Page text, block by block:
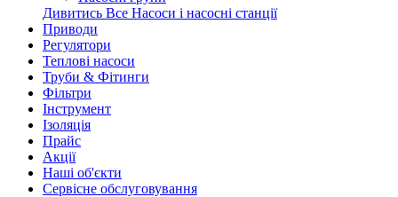
Дивитись Все Насоси і насосні станції
Приводи
Регулятори
Теплові насоси
Труби & Фітинги
Фільтри
Інструмент
Ізоляція
Прайс
Акції
Наші об'єкти
Сервісне обслуговування